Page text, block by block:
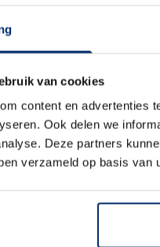
van cookies
content en advertenties
Ook delen we
Deze partners
verzameld op basis van
We